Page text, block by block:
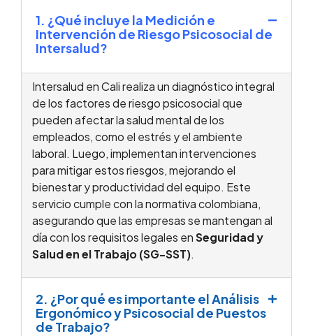
1. ¿Qué incluye la Medición e
Intervención de Riesgo Psicosocial de
Intersalud?
Intersalud en Cali realiza un diagnóstico integral
de los factores de riesgo psicosocial que
pueden afectar la salud mental de los
empleados, como el estrés y el ambiente
laboral. Luego, implementan intervenciones
para mitigar estos riesgos, mejorando el
bienestar y productividad del equipo. Este
servicio cumple con la normativa colombiana,
asegurando que las empresas se mantengan al
día con los requisitos legales enSeguridad y
Salud en el Trabajo (SG-SST).
2. ¿Por qué es importante el Análisis
Ergonómico y Psicosocial de Puestos
de Trabajo?